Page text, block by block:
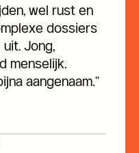
wel rust en
dossiers
Jong,
menselijk.
aangenaam."